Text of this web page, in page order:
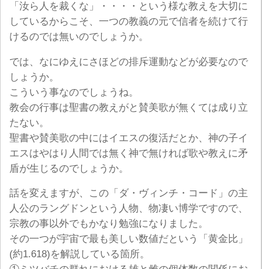
「汝ら人を裁くな」・・・・という様な教えを大切に
しているからこそ、一つの教義の元で信者を続けて行
けるのでは無いのでしょうか。
では、なにゆえにさほどの排斥運動などが必要なので
しょうか。
こういう事なのでしょうね。
教会の行事は聖書の教えがと賛美歌が無くては成り立
たない。
聖書や賛美歌の中にはイエスの復活だとか、神の子イ
エスはやはり人間では無く神で無ければ歌や教えに矛
盾が生じるのでしょうか。
話を変えますが、この「ダ・ヴィンチ・コード」の主
人公のラングドンという人物、物凄い博学ですので、
宗教の事以外でもかなり勉強になりました。
その一つが宇宙で最も美しい数値だという「黄金比」
(約1.618)を解説している箇所。